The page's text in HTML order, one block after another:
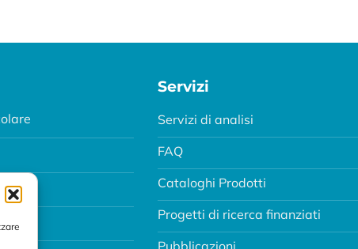
Servizi
Servizi di analisi
FAQ
Cataloghi Prodotti
Progetti di ricerca finanziati
Pubblicazioni